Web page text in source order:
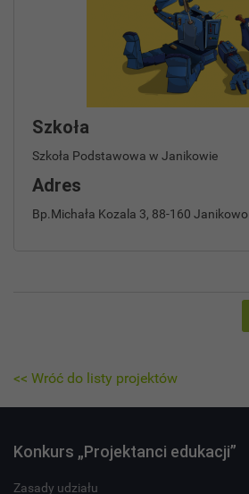
Szkoła
Szkoła Podstawowa w Janikowie
Adres
Bp.Michała Kozala 3, 88-160 Janikowo
<< Wróć do listy projektów
Konkurs „Projektanci edukacji”
Zasady udziału